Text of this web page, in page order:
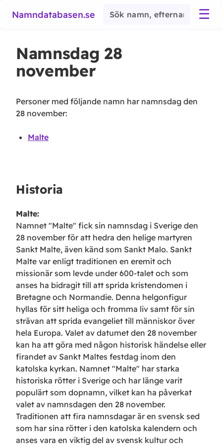
Namndatabasen.se ☰
Namnsdag 28
november
Personer med följande namn har namnsdag den
28 november:
Malte
Historia
Malte:
Namnet "Malte" fick sin namnsdag i Sverige den
28 november för att hedra den helige martyren
Sankt Malte, även känd som Sankt Malo. Sankt
Malte var enligt traditionen en eremit och
missionär som levde under 600-talet och som
anses ha bidragit till att sprida kristendomen i
Bretagne och Normandie. Denna helgonfigur
hyllas för sitt heliga och fromma liv samt för sin
strävan att sprida evangeliet till människor över
hela Europa. Valet av datumet den 28 november
kan ha att göra med någon historisk händelse eller
firandet av Sankt Maltes festdag inom den
katolska kyrkan. Namnet "Malte" har starka
historiska rötter i Sverige och har länge varit
populärt som dopnamn, vilket kan ha påverkat
valet av namnsdagen den 28 november.
Traditionen att fira namnsdagar är en svensk sed
som har sina rötter i den katolska kalendern och
anses vara en viktig del av svensk kultur och